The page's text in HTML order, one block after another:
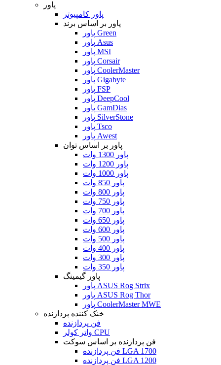
پاور
پاور کامپیوتر
پاور بر اساس برند
پاور Green
پاور Asus
پاور MSI
پاور Corsair
پاور CoolerMaster
پاور Gigabyte
پاور FSP
پاور DeepCool
پاور GamDias
پاور SilverStone
پاور Tsco
پاور Awest
پاور بر اساس توان
پاور 1300 وات
پاور 1200 وات
پاور 1000 وات
پاور 850 وات
پاور 800 وات
پاور 750 وات
پاور 700 وات
پاور 650 وات
پاور 600 وات
پاور 500 وات
پاور 400 وات
پاور 300 وات
پاور 350 وات
پاور گیمینگ
پاور ASUS Rog Strix
پاور ASUS Rog Thor
پاور CoolerMaster MWE
خنک کننده پردازنده
فن پردازنده
واتر کولر CPU
فن پردازنده بر اساس سوکت
فن پردازنده LGA 1700
فن پردازنده LGA 1200